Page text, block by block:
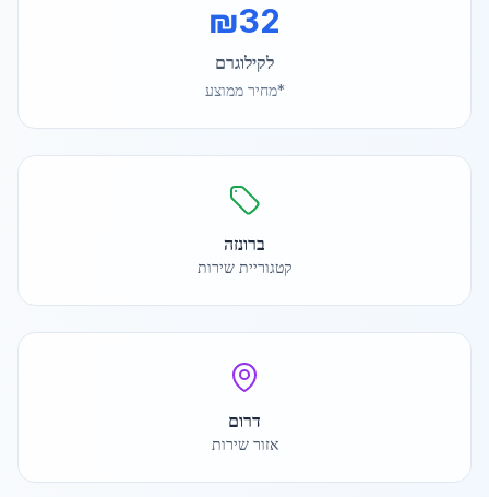
₪32
לקילוגרם
*מחיר ממוצע
ברונזה
קטגוריית שירות
דרום
אזור שירות